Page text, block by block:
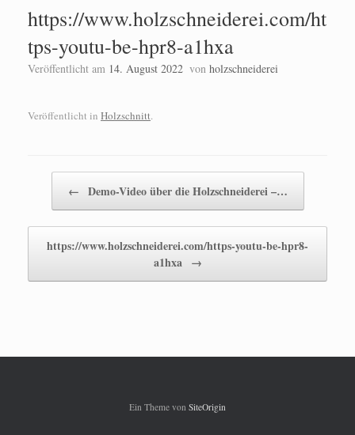
https://www.holzschneiderei.com/ht
tps-youtu-be-hpr8-a1hxa
Veröffentlicht am 14. August 2022 von holzschneiderei
Veröffentlicht in Holzschnitt.
← Demo-Video über die Holzschneiderei –…
https://www.holzschneiderei.com/https-youtu-be-hpr8-
a1hxa →
Ein Theme von SiteOrigin